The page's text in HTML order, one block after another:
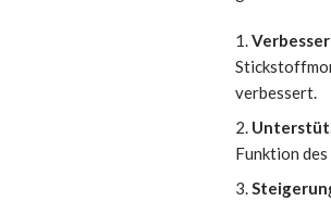
verbessert.
Funktion des